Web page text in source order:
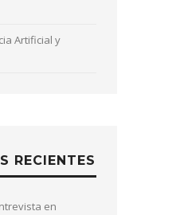
Artificial y
RECIENTES
en